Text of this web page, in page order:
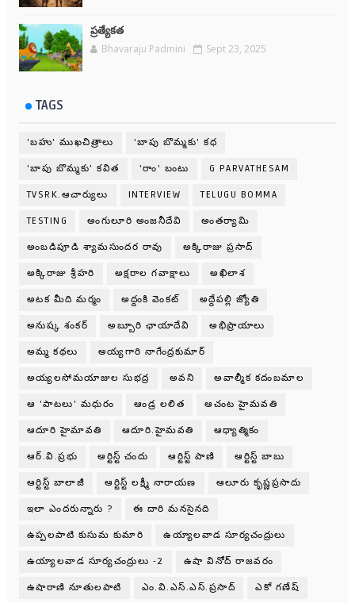
ప్రత్యేకత
Bhavaraju Padmini Sept 23, 2025
TAGS
'బహు' ముఖచిత్రాలు 'బాపు బొమ్మకు' కధ
'బాపు బొమ్మకు' కవిత 'రాం' బంటు G PARVATHESAM
TVSRK.ఆచార్యులు INTERVIEW TELUGU BOMMA
TESTING అంగులూరి అంజనీదేవి అంతర్యామి
అంబడిపూడి శ్యామసుందర రావు అక్కిరాజు ప్రసాద్
అక్కిరాజు శ్రీహరి అక్షరాల గవాక్షాలు అఖిలాశ
అటక మీది మర్మం అద్దంకి వెంకట్ అద్దేపల్లి జ్యోతి
అనుష్క శంకర్ అబ్బూరి ఛాయాదేవి అభిప్రాయాలు
అమ్మ కథలు అయ్యగారి నాగేంద్రకుమార్
అయ్యలసోమయాజుల సుభద్ర అవని అవాల్మీక కదంబమాల
ఆ 'పాటలు' మధురం ఆండ్ర లలిత ఆచంట హైమవతి
ఆదూరి హైమావతి ఆదూరి.హైమవతి ఆధ్యాత్మికం
ఆర్.వి.ప్రభు ఆర్టిస్ట్ చందు ఆర్టిస్ట్ పాణి ఆర్టిస్ట్ బాబు
ఆర్టిస్ట్ బాలాజీ ఆర్టిస్ట్ లక్ష్మీ నారాయణ ఆలూరు కృష్ణప్రసాదు
ఇలా ఎందరున్నారు ? ఈ దారి మనసైనది
ఉప్పలపాటి కుసుమ కుమారి ఉయ్యాలవాడ సూర్యచంద్రులు
ఉయ్యాలవాడ సూర్యచంద్రులు -2 ఉషా వినోద్ రాజవరం
ఉషారాణి నూతులపాటి ఎం.వి.ఎస్.ఎస్.ప్రసాద్ ఎకో గణేష్